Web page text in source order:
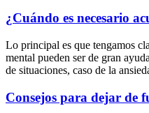
¿Cuándo es necesario
Lo principal es que tengamos
mental pueden ser de gran
de situaciones, caso de la
Consejos para dejar de